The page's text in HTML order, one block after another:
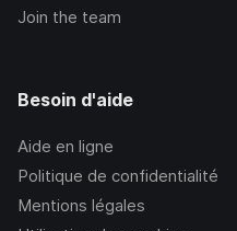
Join the team
Besoin d'aide
Aide en ligne
Politique de confidentialité
Mentions légales